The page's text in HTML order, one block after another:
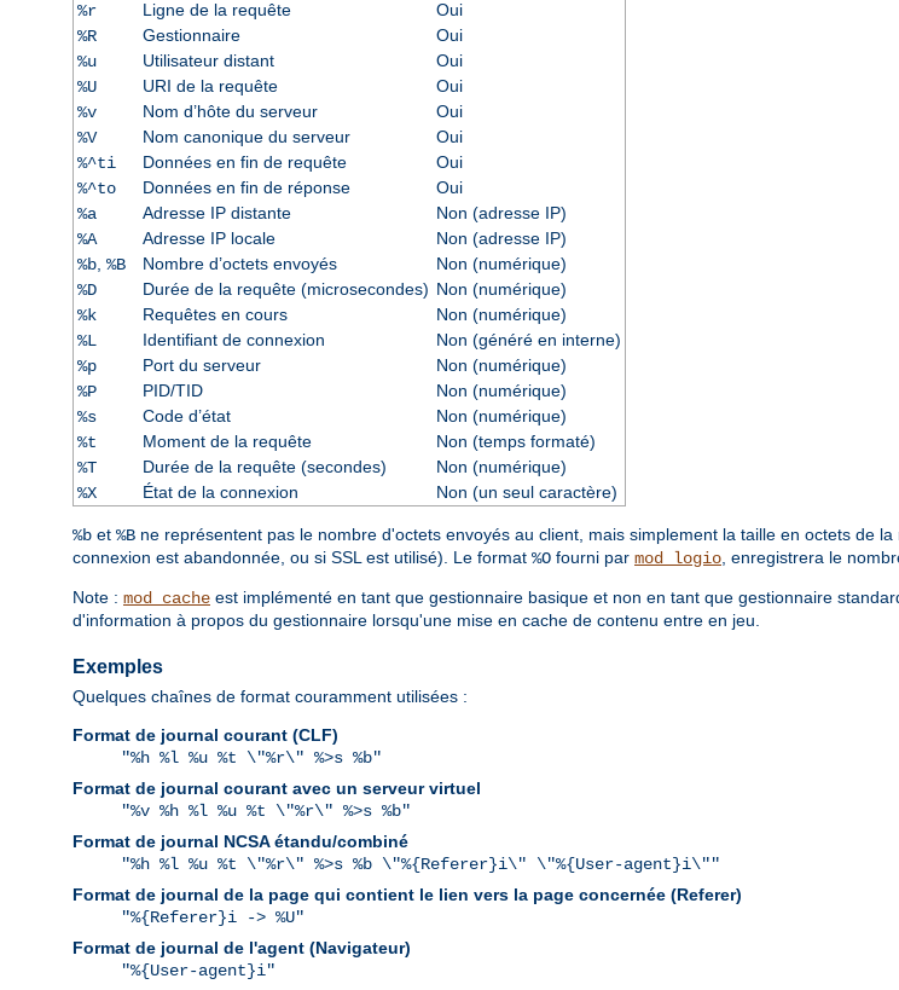
%r
Ligne de la requête
Oui
%R
Gestionnaire
Oui
%u
Utilisateur distant
Oui
%U
URI de la requête
Oui
%v
Nom d’hôte du serveur
Oui
%V
Nom canonique du serveur
Oui
%^ti
Données en fin de requête
Oui
%^to
Données en fin de réponse
Oui
%a
Adresse IP distante
Non (adresse IP)
%A
Adresse IP locale
Non (adresse IP)
%b, %B Nombre d’octets envoyés
Non (numérique)
%D
Durée de la requête (microsecondes) Non (numérique)
%k
Requêtes en cours
Non (numérique)
%L
Identifiant de connexion
Non (généré en interne)
%p
Port du serveur
Non (numérique)
%P
PID/TID
Non (numérique)
%s
Code d’état
Non (numérique)
%t
Moment de la requête
Non (temps formaté)
%T
Durée de la requête (secondes)
Non (numérique)
%X
État de la connexion Non (un seul caractère)
%b et %B ne représentent pas le nombre d'octets envoyés au client, mais simplement la taille en octets de
connexion est abandonnée, ou si SSL est utilisé). Le format %O fourni par mod_logio, enregistrera le
Note : mod_cache est implémenté en tant que gestionnaire basique et non en tant que gestionnaire
d'information à propos du gestionnaire lorsqu'une mise en cache de contenu entre en jeu.
Exemples
Quelques chaînes de format couramment utilisées :
Format de journal courant (CLF)
"%h %l %u %t \"%r\" %>s %b"
Format de journal courant avec un serveur virtuel
"%v %h %l %u %t \"%r\" %>s %b"
Format de journal NCSA étandu/combiné
"%h %l %u %t \"%r\" %>s %b \"%{Referer}i\" \"%{User-agent}i\""
Format de journal de la page qui contient le lien vers la page concernée (Referer)
"%{Referer}i -> %U"
Format de journal de l'agent (Navigateur)
"%{User-agent}i"